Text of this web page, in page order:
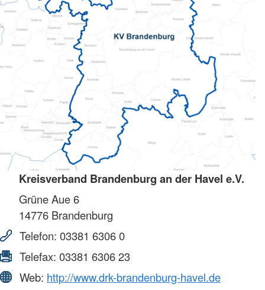
Kreisverband Brandenburg an der Havel e.V.
Grüne Aue 6
14776 Brandenburg
Telefon: 03381 6306 0
Telefax: 03381 6306 23
Web: http://www.drk-brandenburg-havel.de